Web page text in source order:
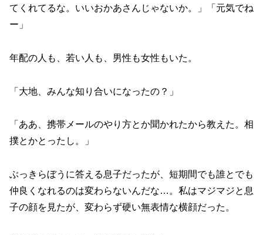
てくれてるな。いいおかあさんじゃないか。」「元気でね
ー」
年配の人も、若い人も、男性も女性もいた。
「大地、みんな知り合いになったの？」
「ああ、携帯メールのやり方とか聞かれたから教えた。相
撲とかとったし。」
ぶっきらぼうに答える息子だったが、短期間でも誰とでも
仲良くなれるのは変わらないんだな…。私はマジマジと息
子の顔を見たが、変わらず硬い無表情な横顔だった。